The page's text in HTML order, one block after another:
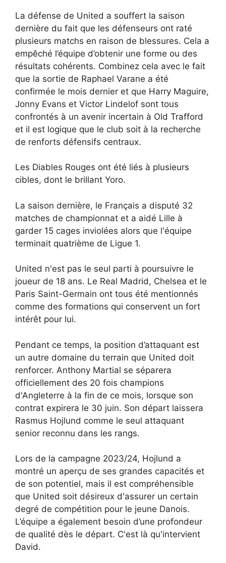
La défense de United a souffert la saison
dernière du fait que les défenseurs ont raté
plusieurs matchs en raison de blessures. Cela a
empêché l’équipe d’obtenir une forme ou des
résultats cohérents. Combinez cela avec le fait
que la sortie de Raphael Varane a été
confirmée le mois dernier et que Harry Maguire,
Jonny Evans et Victor Lindelof sont tous
confrontés à un avenir incertain à Old Trafford
et il est logique que le club soit à la recherche
de renforts défensifs centraux.
Les Diables Rouges ont été liés à plusieurs
cibles, dont le brillant Yoro.
La saison dernière, le Français a disputé 32
matches de championnat et a aidé Lille à
garder 15 cages inviolées alors que l'équipe
terminait quatrième de Ligue 1.
United n'est pas le seul parti à poursuivre le
joueur de 18 ans. Le Real Madrid, Chelsea et le
Paris Saint-Germain ont tous été mentionnés
comme des formations qui conservent un fort
intérêt pour lui.
Pendant ce temps, la position d’attaquant est
un autre domaine du terrain que United doit
renforcer. Anthony Martial se séparera
officiellement des 20 fois champions
d'Angleterre à la fin de ce mois, lorsque son
contrat expirera le 30 juin. Son départ laissera
Rasmus Hojlund comme le seul attaquant
senior reconnu dans les rangs.
Lors de la campagne 2023/24, Hojlund a
montré un aperçu de ses grandes capacités et
de son potentiel, mais il est compréhensible
que United soit désireux d'assurer un certain
degré de compétition pour le jeune Danois.
L’équipe a également besoin d’une profondeur
de qualité dès le départ. C'est là qu'intervient
David.